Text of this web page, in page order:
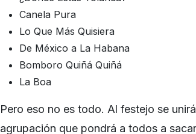
Canela Pura
Lo Que Más Quisiera
De México a La Habana
Bomboro Quiñá Quiñá
La Boa
Pero eso no es todo. Al festejo se unirá
agrupación que pondrá a todos a